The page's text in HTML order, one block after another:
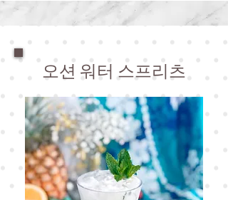
오션 워터 스프리츠